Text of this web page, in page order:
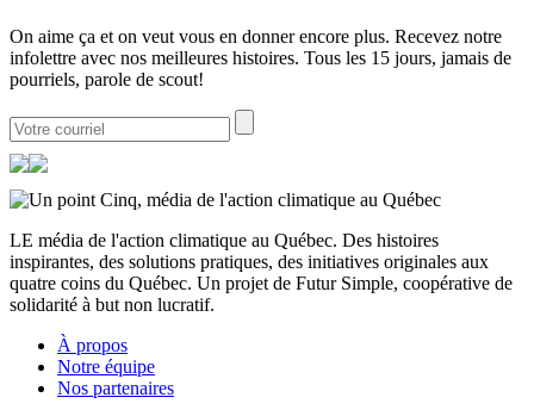
On aime ça et on veut vous en donner encore plus. Recevez notre
infolettre avec nos meilleures histoires. Tous les 15 jours, jamais de
pourriels, parole de scout!
LE média de l'action climatique au Québec. Des histoires
inspirantes, des solutions pratiques, des initiatives originales aux
quatre coins du Québec. Un projet de Futur Simple, coopérative de
solidarité à but non lucratif.
À propos
Notre équipe
Nos partenaires